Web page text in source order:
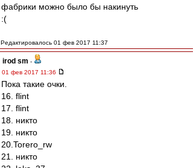
фабрики можно было бы накинуть
:(
Редактировалось 01 фев 2017 11:37
irod sm -
01 фев 2017 11:36
Пока такие очки.
16. flint
17. flint
18. никто
19. никто
20.Torero_rw
21. никто